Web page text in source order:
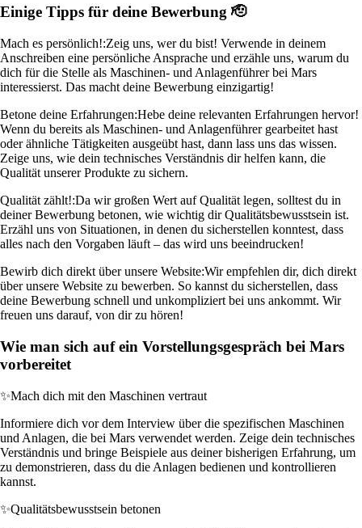
Einige Tipps für deine Bewerbung 🫡
Mach es persönlich!:Zeig uns, wer du bist! Verwende in deinem
Anschreiben eine persönliche Ansprache und erzähle uns, warum du
dich für die Stelle als Maschinen- und Anlagenführer bei Mars
interessierst. Das macht deine Bewerbung einzigartig!
Betone deine Erfahrungen:Hebe deine relevanten Erfahrungen hervor!
Wenn du bereits als Maschinen- und Anlagenführer gearbeitet hast
oder ähnliche Tätigkeiten ausgeübt hast, dann lass uns das wissen.
Zeige uns, wie dein technisches Verständnis dir helfen kann, die
Qualität unserer Produkte zu sichern.
Qualität zählt!:Da wir großen Wert auf Qualität legen, solltest du in
deiner Bewerbung betonen, wie wichtig dir Qualitätsbewusstsein ist.
Erzähl uns von Situationen, in denen du sicherstellen konntest, dass
alles nach den Vorgaben läuft – das wird uns beeindrucken!
Bewirb dich direkt über unsere Website:Wir empfehlen dir, dich direkt
über unsere Website zu bewerben. So kannst du sicherstellen, dass
deine Bewerbung schnell und unkompliziert bei uns ankommt. Wir
freuen uns darauf, von dir zu hören!
Wie man sich auf ein Vorstellungsgespräch bei Mars
vorbereitet
✨Mach dich mit den Maschinen vertraut
Informiere dich vor dem Interview über die spezifischen Maschinen
und Anlagen, die bei Mars verwendet werden. Zeige dein technisches
Verständnis und bringe Beispiele aus deiner bisherigen Erfahrung, um
zu demonstrieren, dass du die Anlagen bedienen und kontrollieren
kannst.
✨Qualitätsbewusstsein betonen